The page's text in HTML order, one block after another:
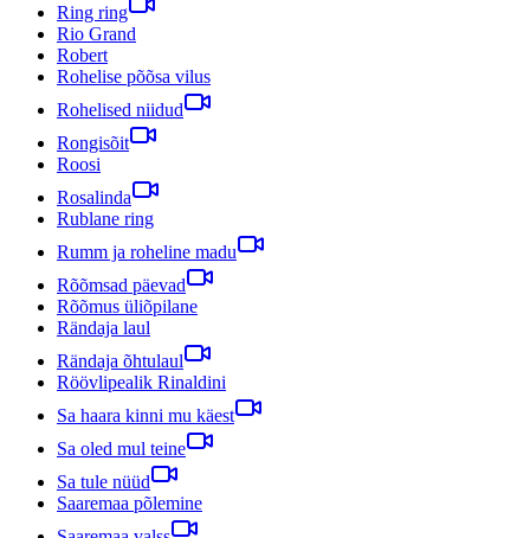
Ring ring
Rio Grand
Robert
Rohelise põõsa vilus
Rohelised niidud
Rongisõit
Roosi
Rosalinda
Rublane ring
Rumm ja roheline madu
Rõõmsad päevad
Rõõmus üliõpilane
Rändaja laul
Rändaja õhtulaul
Röövlipealik Rinaldini
Sa haara kinni mu käest
Sa oled mul teine
Sa tule nüüd
Saaremaa põlemine